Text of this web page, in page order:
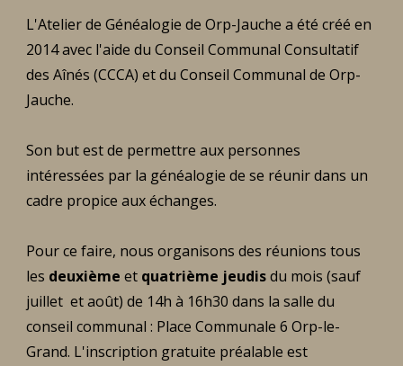
L'Atelier de Généalogie de Orp-Jauche a été créé en
2014 avec l'aide du Conseil Communal Consultatif
des Aînés (CCCA) et du Conseil Communal de Orp-
Jauche.
Son but est de permettre aux personnes
intéressées par la généalogie de se réunir dans un
cadre propice aux échanges.
Pour ce faire, nous organisons des réunions tous
les deuxième et quatrième jeudisdu mois (sauf
juillet et août) de 14h à 16h30 dans la salle du
conseil communal : Place Communale 6 Orp-le-
Grand. L'inscription gratuite préalable est